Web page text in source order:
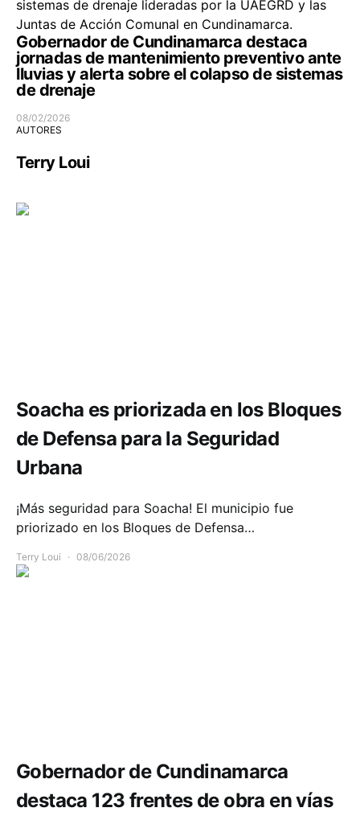
Gobernador de Cundinamarca destaca
jornadas de mantenimiento preventivo ante
lluvias y alerta sobre el colapso de sistemas
de drenaje
08/02/2026
AUTORES
Terry Loui
Soacha es priorizada en los Bloques
de Defensa para la Seguridad
Urbana
¡Más seguridad para Soacha! El municipio fue
priorizado en los Bloques de Defensa…
Terry Loui 08/06/2026
Gobernador de Cundinamarca
destaca 123 frentes de obra en vías